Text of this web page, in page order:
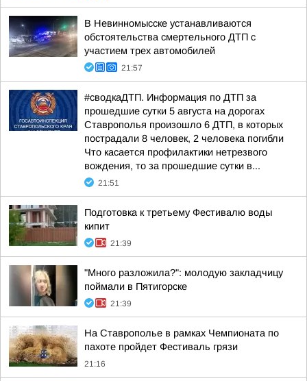
В Невинномысске устанавливаются
обстоятельства смертельного ДТП с
участием трех автомобилей
21:57
#сводкаДТП. Информация по ДТП за
прошедшие сутки 5 августа на дорогах
Ставрополья произошло 6 ДТП, в которых
пострадали 8 человек, 2 человека погибли
Что касается профилактики нетрезвого
вождения, то за прошедшие сутки в...
21:51
Подготовка к третьему Фестивалю воды
кипит
21:39
"Много разложила?": молодую закладчицу
поймали в Пятигорске
21:39
На Ставрополье в рамках Чемпионата по
пахоте пройдет Фестиваль грязи
21:16